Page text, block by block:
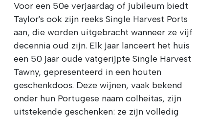
Voor een 50e verjaardag of jubileum biedt
Taylor's ook zijn reeks Single Harvest Ports
aan, die worden uitgebracht wanneer ze vijf
decennia oud zijn. Elk jaar lanceert het huis
een 50 jaar oude vatgerijpte Single Harvest
Tawny, gepresenteerd in een houten
geschenkdoos. Deze wijnen, vaak bekend
onder hun Portugese naam colheitas, zijn
uitstekende geschenken: ze zijn volledig